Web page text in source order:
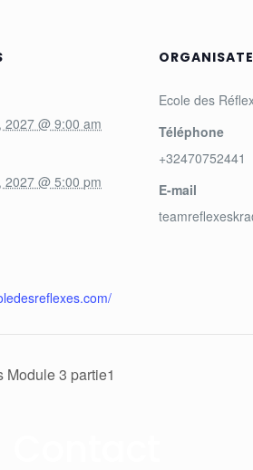
2027 @ 9:00 am
2027 @ 5:00 pm
Ecole des
Téléphone
+32470752441
E-mail
3 partie1